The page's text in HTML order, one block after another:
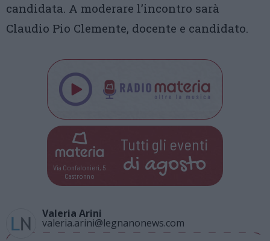
candidata. A moderare l’incontro sarà
Claudio Pio Clemente, docente e candidato.
Via Confalonieri, 5
Castronno
Tutti gli eventi
di agosto
Valeria Arini
valeria.arini@legnanonews.com